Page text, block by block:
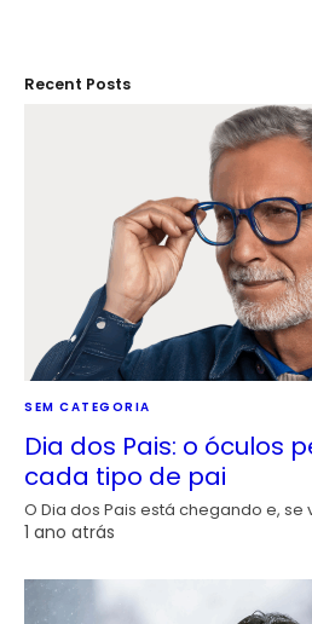
Recent Posts
SEM CATEGORIA
Dia dos Pais: o óculos
cada tipo de pai
O Dia dos Pais está chegando e,
1 ano atrás